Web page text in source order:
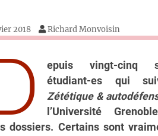
2018 Richard Monvoisin
epuis vingt-cinq
étudiant-es qui
Zététique &
l’Université
dossiers. Certains sont